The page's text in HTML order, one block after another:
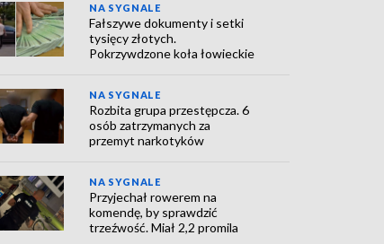
NA SYGNALE
Fałszywe dokumenty i setki
tysięcy złotych.
Pokrzywdzone koła łowieckie
NA SYGNALE
Rozbita grupa przestępcza. 6
osób zatrzymanych za
przemyt narkotyków
NA SYGNALE
Przyjechał rowerem na
komendę, by sprawdzić
trzeźwość. Miał 2,2 promila